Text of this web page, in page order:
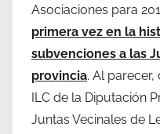
Asociaciones para
primera vez en la
subvenciones a las
provincia. Al
ILC de la Diputación
Juntas Vecinales de